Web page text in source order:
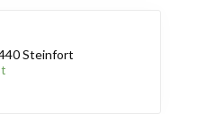
Steinfort